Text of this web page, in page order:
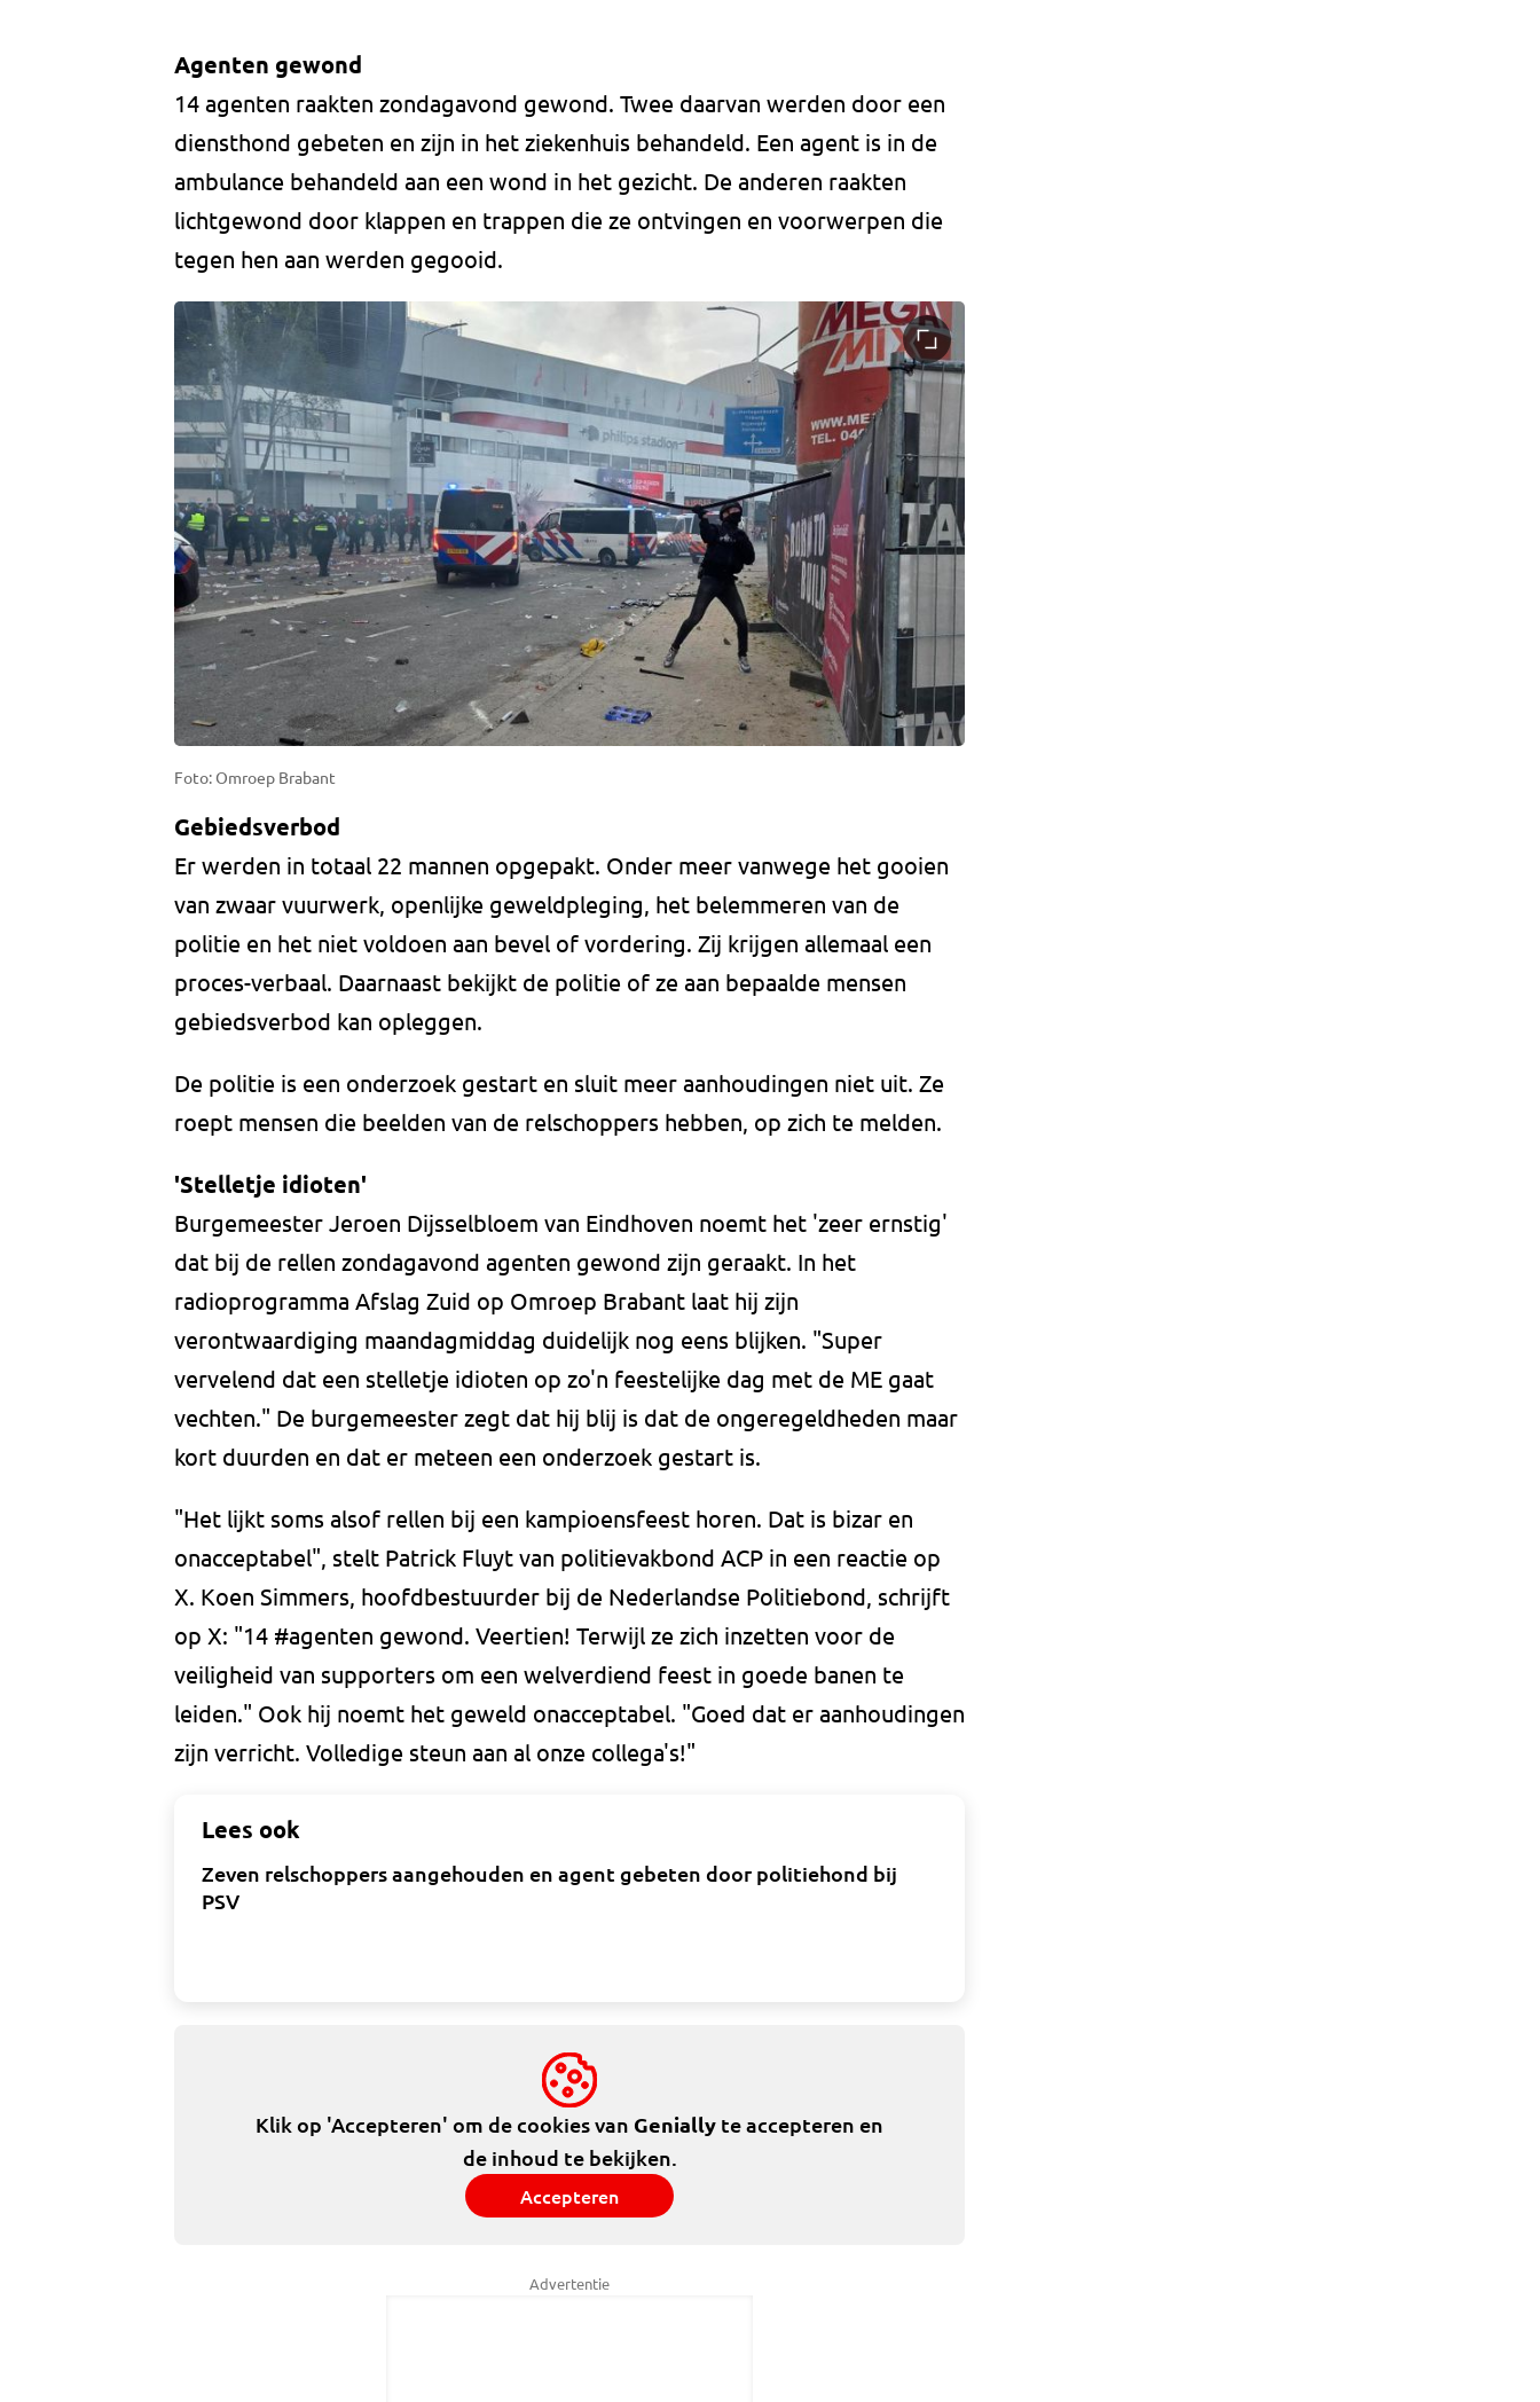
Agenten gewond
14 agenten raakten zondagavond gewond. Twee daarvan werden door een
diensthond gebeten en zijn in het ziekenhuis behandeld. Een agent is in de
ambulance behandeld aan een wond in het gezicht. De anderen raakten
lichtgewond door klappen en trappen die ze ontvingen en voorwerpen die
tegen hen aan werden gegooid.
Foto: Omroep Brabant
Gebiedsverbod
Er werden in totaal 22 mannen opgepakt. Onder meer vanwege het gooien
van zwaar vuurwerk, openlijke geweldpleging, het belemmeren van de
politie en het niet voldoen aan bevel of vordering. Zij krijgen allemaal een
proces-verbaal. Daarnaast bekijkt de politie of ze aan bepaalde mensen
gebiedsverbod kan opleggen.
De politie is een onderzoek gestart en sluit meer aanhoudingen niet uit. Ze
roept mensen die beelden van de relschoppers hebben, op zich te melden.
'Stelletje idioten'
Burgemeester Jeroen Dijsselbloem van Eindhoven noemt het 'zeer ernstig'
dat bij de rellen zondagavond agenten gewond zijn geraakt. In het
radioprogramma Afslag Zuid op Omroep Brabant laat hij zijn
verontwaardiging maandagmiddag duidelijk nog eens blijken. "Super
vervelend dat een stelletje idioten op zo'n feestelijke dag met de ME gaat
vechten." De burgemeester zegt dat hij blij is dat de ongeregeldheden maar
kort duurden en dat er meteen een onderzoek gestart is.
"Het lijkt soms alsof rellen bij een kampioensfeest horen. Dat is bizar en
onacceptabel", stelt Patrick Fluyt van politievakbond ACP in een reactie op
X. Koen Simmers, hoofdbestuurder bij de Nederlandse Politiebond, schrijft
op X: "14 #agenten gewond. Veertien! Terwijl ze zich inzetten voor de
veiligheid van supporters om een welverdiend feest in goede banen te
leiden." Ook hij noemt het geweld onacceptabel. "Goed dat er aanhoudingen
zijn verricht. Volledige steun aan al onze collega's!"
Lees ook
Zeven relschoppers aangehouden en agent gebeten door politiehond bij
PSV
Klik op 'Accepteren' om de cookies van Genially te accepteren en
de inhoud te bekijken.
Accepteren
Advertentie